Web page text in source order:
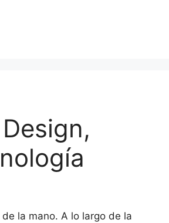
la mano. A lo largo de la